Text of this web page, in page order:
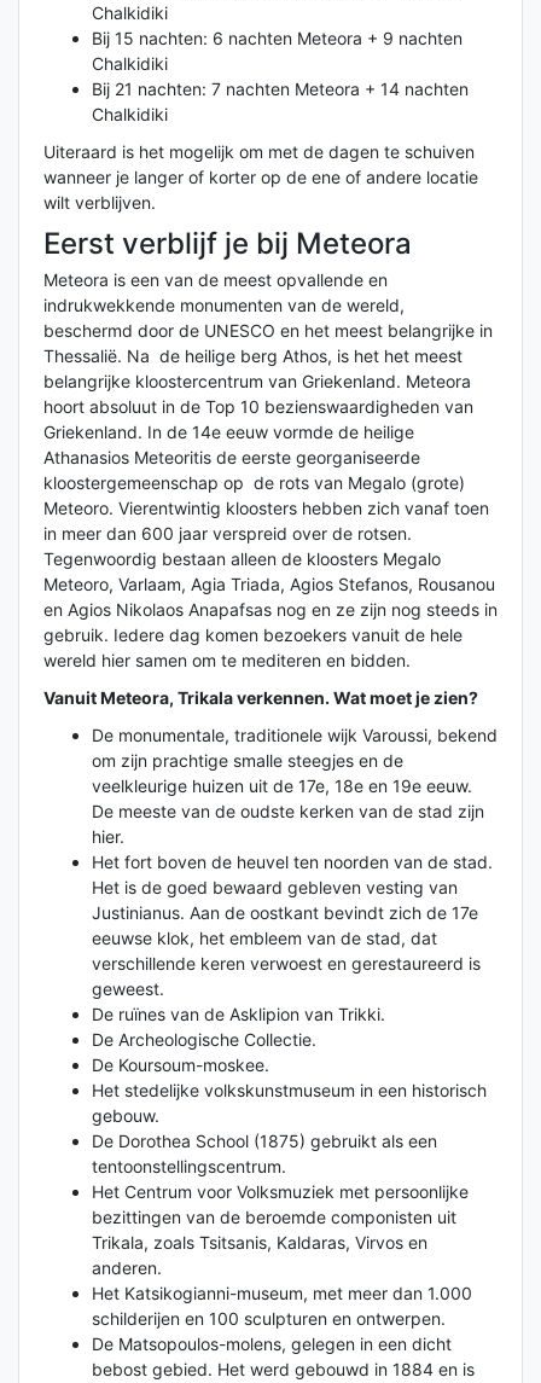
Chalkidiki
Bij 15 nachten: 6 nachten Meteora + 9 nachten
Chalkidiki
Bij 21 nachten: 7 nachten Meteora + 14 nachten
Chalkidiki
Uiteraard is het mogelijk om met de dagen te schuiven
wanneer je langer of korter op de ene of andere locatie
wilt verblijven.
Eerst verblijf je bij Meteora
Meteora is een van de meest opvallende en
indrukwekkende monumenten van de wereld,
beschermd door de UNESCO en het meest belangrijke in
Thessalië. Na de heilige berg Athos, is het het meest
belangrijke kloostercentrum van Griekenland. Meteora
hoort absoluut in de Top 10 bezienswaardigheden van
Griekenland. In de 14e eeuw vormde de heilige
Athanasios Meteoritis de eerste georganiseerde
kloostergemeenschap op de rots van Megalo (grote)
Meteoro. Vierentwintig kloosters hebben zich vanaf toen
in meer dan 600 jaar verspreid over de rotsen.
Tegenwoordig bestaan alleen de kloosters Megalo
Meteoro, Varlaam, Agia Triada, Agios Stefanos, Rousanou
en Agios Nikolaos Anapafsas nog en ze zijn nog steeds in
gebruik. Iedere dag komen bezoekers vanuit de hele
wereld hier samen om te mediteren en bidden.
Vanuit Meteora, Trikala verkennen. Wat moet je zien?
De monumentale, traditionele wijk Varoussi, bekend
om zijn prachtige smalle steegjes en de
veelkleurige huizen uit de 17e, 18e en 19e eeuw.
De meeste van de oudste kerken van de stad zijn
hier.
Het fort boven de heuvel ten noorden van de stad.
Het is de goed bewaard gebleven vesting van
Justinianus. Aan de oostkant bevindt zich de 17e
eeuwse klok, het embleem van de stad, dat
verschillende keren verwoest en gerestaureerd is
geweest.
De ruïnes van de Asklipion van Trikki.
De Archeologische Collectie.
De Koursoum-moskee.
Het stedelijke volkskunstmuseum in een historisch
gebouw.
De Dorothea School (1875) gebruikt als een
tentoonstellingscentrum.
Het Centrum voor Volksmuziek met persoonlijke
bezittingen van de beroemde componisten uit
Trikala, zoals Tsitsanis, Kaldaras, Virvos en
anderen.
Het Katsikogianni-museum, met meer dan 1.000
schilderijen en 100 sculpturen en ontwerpen.
De Matsopoulos-molens, gelegen in een dicht
bebost gebied. Het werd gebouwd in 1884 en is